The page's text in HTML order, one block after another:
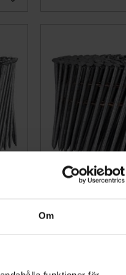
Om
2,8x75mm